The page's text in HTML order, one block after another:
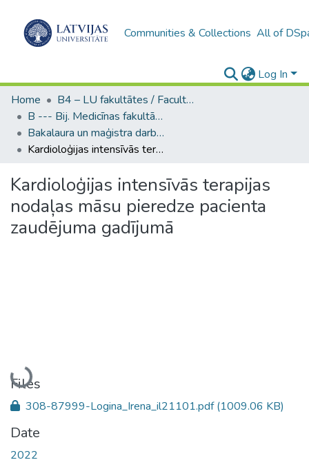
Communities & Collections All of
Log In
Home
B4 – LU fakultātes / Faculties of the UL
B --- Bij. Medicīnas fakultātes studentu noslēguma darbi / Faculty of Medicine - Graduate works
Bakalaura un maģistra darbi (MF) / Bachelor's and Master's theses
Kardioloģijas intensīvās terapijas nodaļas māsu pieredze pacienta zaudējuma gadījumā
Kardioloģijas intensīvās terapijas
nodaļas māsu pieredze pacienta
zaudējuma gadījumā
Loading...
Files
308-87999-Logina_Irena_il21101.pdf(1009.06 KB)
Date
2022